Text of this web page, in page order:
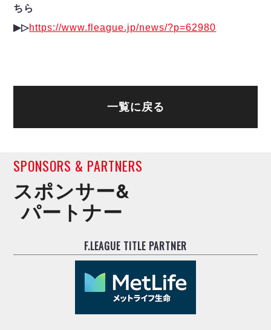
ちら
▶︎▷https://www.fleague.jp/news/?p=62980
一覧に戻る
SPONSORS & PARTNERS
スポンサー&
パートナー
F.LEAGUE TITLE PARTNER